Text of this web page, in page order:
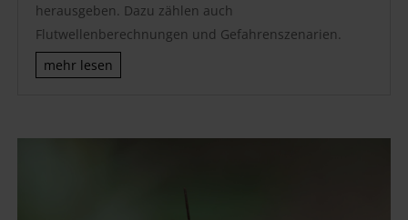
herausgeben. Dazu zählen auch
Flutwellenberechnungen und Gefahrenszenarien.
mehr lesen